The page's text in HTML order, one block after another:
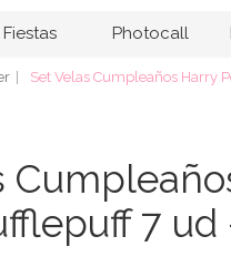
Photocall
Set Velas Cumpleaños Harry
7 ud